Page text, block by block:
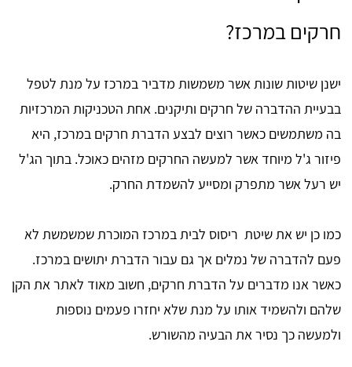
חרקים במרכז?
ישנן שיטות שונות אשר משמשות מדביר במרכז על מנת לטפל
בבעיית ההדברה של חרקים ותיקנים. אחת הטכניקות המרכזיות
בה משתמשים כאשר רוצים לבצע הדברת חרקים במרכז, היא
פיזור ג'ל מיוחד אשר למעשה החרקים מזהים כאוכל. בתוך הג'ל
יש רעל אשר מתפרק ומסייע להשמדת החרק.
כמו כן יש את שיטת ריסוס לבית במרכז המוכרת שמשמשת לא
פעם להדברה של נמלים אך גם עבור הדברת יתושים במרכז.
כאשר אנו מדברים על הדברת חרקים, חשוב מאוד לאתר את הקן
שלהם ולהשמיד אותו על מנת שלא יחזרו פעמים נוספות
ולמעשה כך נסיר את הבעיה מהשורש.